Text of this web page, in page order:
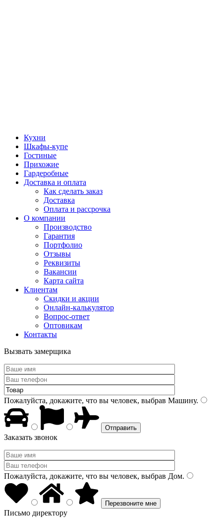
Кухни
Шкафы-купе
Гостиные
Прихожие
Гардеробные
Доставка и оплата
Как сделать заказ
Доставка
Оплата и рассрочка
О компании
Производство
Гарантия
Портфолио
Отзывы
Реквизиты
Вакансии
Карта сайта
Клиентам
Скидки и акции
Онлайн-калькулятор
Вопрос-ответ
Оптовикам
Контакты
Вызвать замерщика
Пожалуйста, докажите, что вы человек, выбрав Машину.
Заказать звонок
Пожалуйста, докажите, что вы человек, выбрав Дом.
Письмо директору